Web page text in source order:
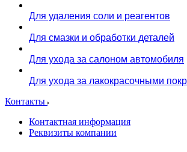
Для удаления соли и реагентов
Для смазки и обработки деталей
Для ухода за салоном автомобиля
Для ухода за лакокрасочными
Контакты
Контактная информация
Реквизиты компании